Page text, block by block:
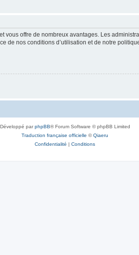
vous offre de nombreux avantages. Les
de nos conditions d’utilisation et de notre
Développé parphpBB® Forum Software © phpBB Limited
Traduction française officielle ©Qiaeru
Confidentialité | Conditions